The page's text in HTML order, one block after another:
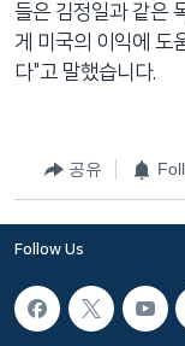
들은 김정일과 같은
게 미국의 이익에 도
다"고 말했습니다.
공유
Follow Us